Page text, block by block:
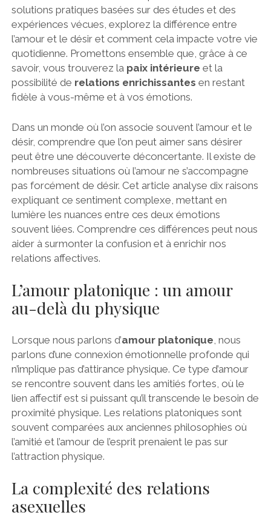
solutions pratiques basées sur des études et des
expériences vécues, explorez la différence entre
l’amour et le désir et comment cela impacte votre vie
quotidienne. Promettons ensemble que, grâce à ce
savoir, vous trouverez la paix intérieure et la
possibilité de relations enrichissantes en restant
fidèle à vous-même et à vos émotions.
Dans un monde où l’on associe souvent l’amour et le
désir, comprendre que l’on peut aimer sans désirer
peut être une découverte déconcertante. Il existe de
nombreuses situations où l’amour ne s’accompagne
pas forcément de désir. Cet article analyse dix raisons
expliquant ce sentiment complexe, mettant en
lumière les nuances entre ces deux émotions
souvent liées. Comprendre ces différences peut nous
aider à surmonter la confusion et à enrichir nos
relations affectives.
L’amour platonique : un amour
au-delà du physique
Lorsque nous parlons d’amour platonique , nous
parlons d’une connexion émotionnelle profonde qui
n’implique pas d’attirance physique. Ce type d’amour
se rencontre souvent dans les amitiés fortes, où le
lien affectif est si puissant qu’il transcende le besoin de
proximité physique. Les relations platoniques sont
souvent comparées aux anciennes philosophies où
l’amitié et l’amour de l’esprit prenaient le pas sur
l’attraction physique.
La complexité des relations
asexuelles